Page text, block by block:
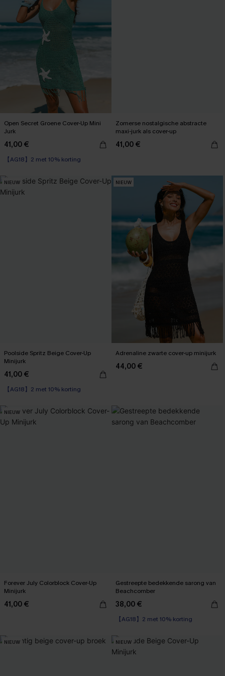
Open Secret Groene Cover-Up Mini
Jurk
41,00 €
【AG18】2 met 10% korting
Zomerse nostalgische abstracte
maxi-jurk als cover-up
41,00 €
NIEUW
Poolside Spritz Beige Cover-Up
Minijurk
41,00 €
【AG18】2 met 10% korting
NIEUW
Adrenaline zwarte cover-up minijurk
44,00 €
NIEUW
Forever July Colorblock Cover-Up
Minijurk
41,00 €
Gestreepte bedekkende sarong van
Beachcomber
38,00 €
【AG18】2 met 10% korting
NIEUW NIEUW